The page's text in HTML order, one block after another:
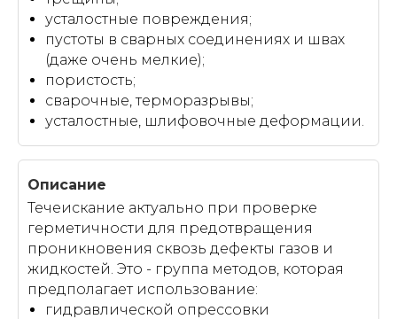
усталостные повреждения;
пустоты в сварных соединениях и швах
(даже очень мелкие);
пористость;
сварочные, терморазрывы;
усталостные, шлифовочные деформации.
Течеискание актуально при проверке
герметичности для предотвращения
проникновения сквозь дефекты газов и
жидкостей. Это - группа методов, которая
предполагает использование:
гидравлической опрессовки